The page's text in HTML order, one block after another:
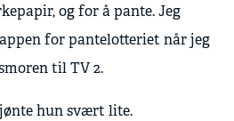
og for å pante. Jeg
for pantelotteriet når jeg
til TV 2.
hun svært lite.